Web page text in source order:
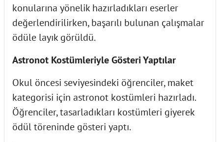
konularına yönelik hazırladıkları eserler
değerlendirilirken, başarılı bulunan çalışmalar
ödüle layık görüldü.
Astronot Kostümleriyle Gösteri Yaptılar
Okul öncesi seviyesindeki öğrenciler, maket
kategorisi için astronot kostümleri hazırladı.
Öğrenciler, tasarladıkları kostümleri giyerek
ödül töreninde gösteri yaptı.